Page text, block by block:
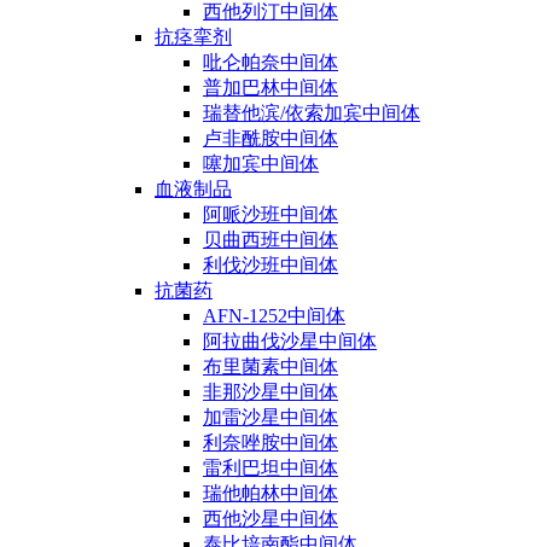
西他列汀中间体
抗痉挛剂
吡仑帕奈中间体
普加巴林中间体
瑞替他滨/依索加宾中间体
卢非酰胺中间体
噻加宾中间体
血液制品
阿哌沙班中间体
贝曲西班中间体
利伐沙班中间体
抗菌药
AFN-1252中间体
阿拉曲伐沙星中间体
布里菌素中间体
非那沙星中间体
加雷沙星中间体
利奈唑胺中间体
雷利巴坦中间体
瑞他帕林中间体
西他沙星中间体